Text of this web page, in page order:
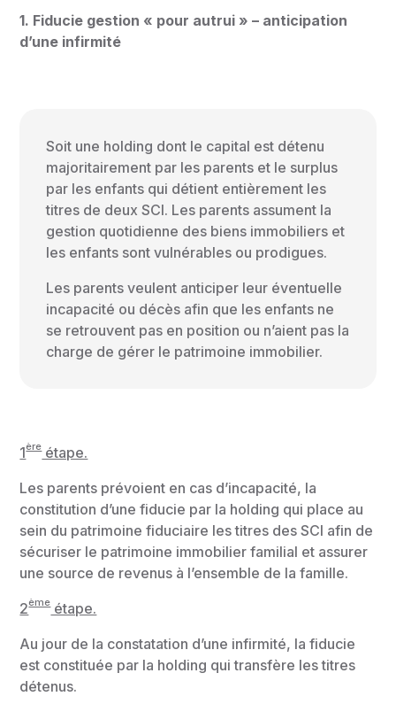
1. Fiducie gestion « pour autrui » – anticipation
d’une infirmité
Soit une holding dont le capital est détenu
majoritairement par les parents et le surplus
par les enfants qui détient entièrement les
titres de deux SCI. Les parents assument la
gestion quotidienne des biens immobiliers et
les enfants sont vulnérables ou prodigues.
Les parents veulent anticiper leur éventuelle
incapacité ou décès afin que les enfants ne
se retrouvent pas en position ou n’aient pas la
charge de gérer le patrimoine immobilier.
1èreétape.
Les parents prévoient en cas d’incapacité, la
constitution d’une fiducie par la holding qui place au
sein du patrimoine fiduciaire les titres des SCI afin de
sécuriser le patrimoine immobilier familial et assurer
une source de revenus à l’ensemble de la famille.
2èmeétape.
Au jour de la constatation d’une infirmité, la fiducie
est constituée par la holding qui transfère les titres
détenus.